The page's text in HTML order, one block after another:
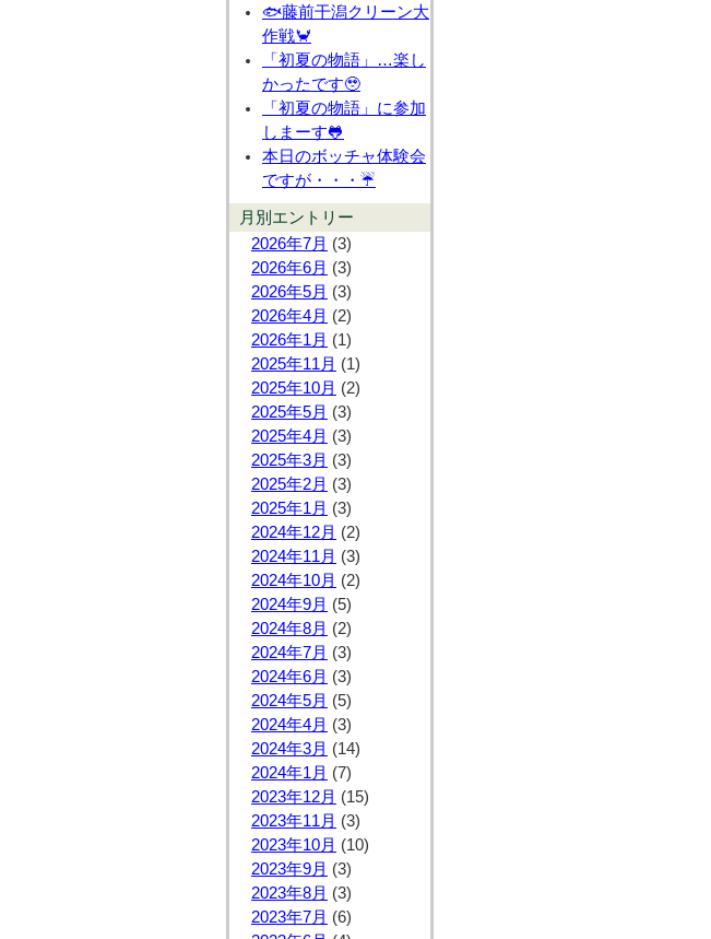
🐟藤前干潟クリーン大
作戦🦀
「初夏の物語」…楽し
かったです🥹
「初夏の物語」に参加
しまーす🐸
本日のボッチャ体験会
ですが・・・☔
月別エントリー
2026年7月 (3)
2026年6月 (3)
2026年5月 (3)
2026年4月 (2)
2026年1月 (1)
2025年11月 (1)
2025年10月 (2)
2025年5月 (3)
2025年4月 (3)
2025年3月 (3)
2025年2月 (3)
2025年1月 (3)
2024年12月 (2)
2024年11月 (3)
2024年10月 (2)
2024年9月 (5)
2024年8月 (2)
2024年7月 (3)
2024年6月 (3)
2024年5月 (5)
2024年4月 (3)
2024年3月 (14)
2024年1月 (7)
2023年12月 (15)
2023年11月 (3)
2023年10月 (10)
2023年9月 (3)
2023年8月 (3)
2023年7月 (6)